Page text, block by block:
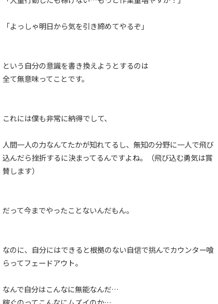
「よっしゃ明日から気を引き締めてやるぞ」
という自分の意識を書き換えようとするのは
全て無意味ってことです。
これには僕も非常に納得でして、
人間一人の力なんてたかが知れてるし、無知の分野に一人で飛び
込んだら挫折するに決まってるんですよね。（飛び込む勇気は賞
賛します）
だって今までやったことないんだもん。
なのに、自分にはできると根拠のない自信で挑んでカウンター喰
らってフェードアウト。
なんで自分はこんなに無能なんだ…